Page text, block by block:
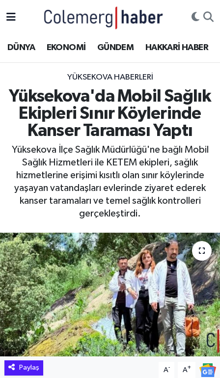
DÜNYA EKONOMİ GÜNDEM HAKKARİ HABER
YÜKSEKOVA HABERLERI
Yüksekova'da Mobil Sağlık
Ekipleri Sınır Köylerinde
Kanser Taraması Yaptı
Yüksekova İlçe Sağlık Müdürlüğü'ne bağlı Mobil
Sağlık Hizmetleri ile KETEM ekipleri, sağlık
hizmetlerine erişimi kısıtlı olan sınır köylerinde
yaşayan vatandaşları evlerinde ziyaret ederek
kanser taramaları ve temel sağlık kontrolleri
gerçekleştirdi.
Paylaş A- A+
ASAYİŞ
DOĞA
DÜNYA
EĞİTİM
EKONOMİ
Hakkari Haber
İLGİNÇ HABERLER
KADIN
KÜLTÜR SANAT
MAGAZİN
MAKALE
Hakkâri Hava Durumu
Hakkâri Trafik Yoğunluk Haritası
Süper Lig Puan Durumu ve Fikstür
Tüm Manşetler
Son Dakika Haberleri